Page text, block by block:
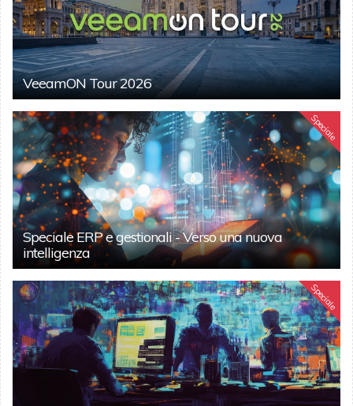
VeeamON Tour 2026
Speciale
Speciale ERP e gestionali - Verso una nuova
intelligenza
Speciale